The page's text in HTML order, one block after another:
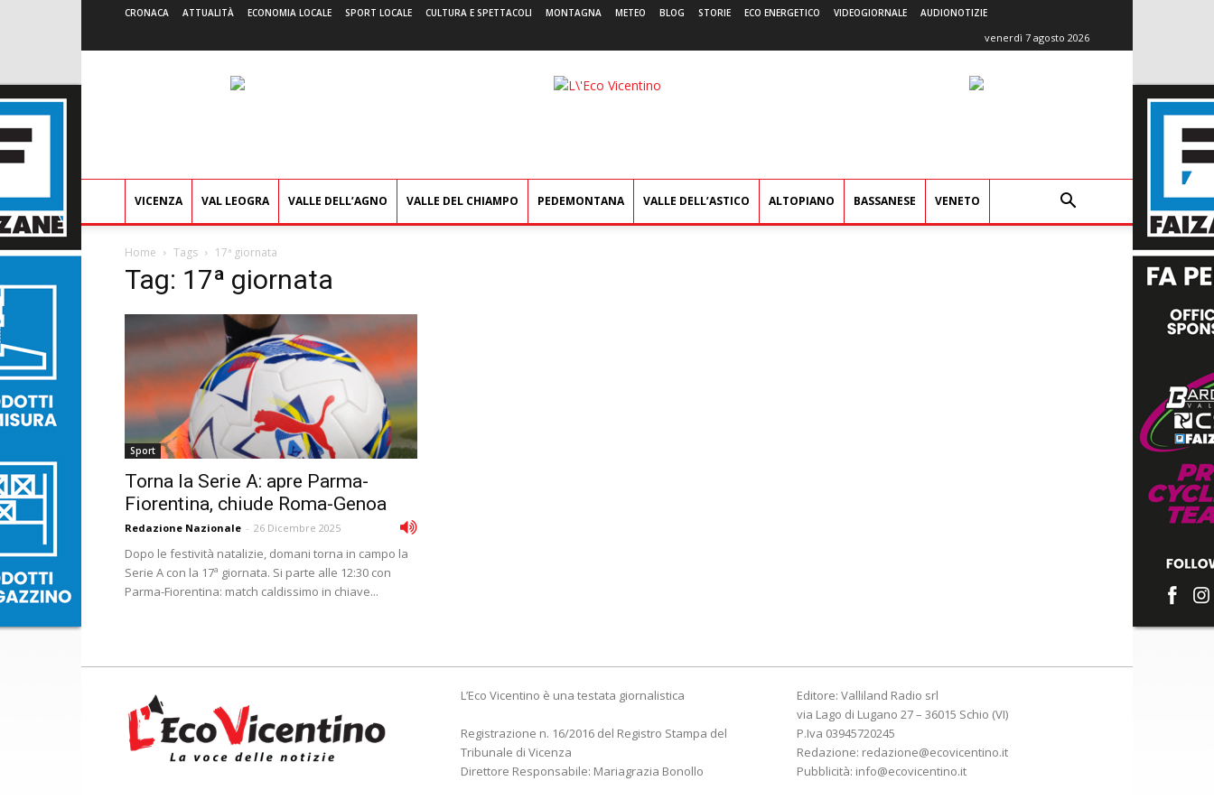
CRONACA ATTUALITÀ ECONOMIA LOCALE SPORT LOCALE CULTURA E SPETTACOLI MONTAGNA METEO BLOG STORIE ECO ENERGETICO VIDEOGIORNALE AUDIONOTIZIE
venerdì 7 agosto 2026
L'Eco
VICENZA VAL LEOGRA VALLE DELL’AGNO VALLE DEL CHIAMPO PEDEMONTANA VALLE DELL’ASTICO ALTOPIANO BASSANESE VENETO
Home Tags 17ª giornata
Tag: 17ª giornata
Sport
Torna la Serie A: apre Parma-
Fiorentina, chiude Roma-Genoa
Redazione Nazionale - 26 Dicembre 2025
Dopo le festività natalizie, domani torna in campo la
Serie A con la 17ª giornata. Si parte alle 12:30 con
Parma-Fiorentina: match caldissimo in chiave...
L’Eco Vicentino è una testata giornalistica
Registrazione n. 16/2016 del Registro Stampa del
Tribunale di Vicenza
Direttore Responsabile: Mariagrazia Bonollo
Editore: Valliland Radio srl
via Lago di Lugano 27 – 36015 Schio (VI)
P.Iva 03945720245
Redazione: redazione@ecovicentino.it
Pubblicità: info@ecovicentino.it